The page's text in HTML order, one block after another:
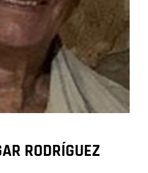
RODRÍGUEZ